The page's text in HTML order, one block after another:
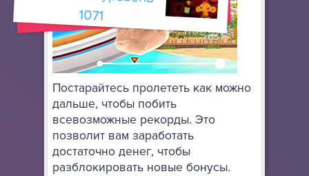
Постарайтесь пролететь как можно
дальше, чтобы побить
всевозможные рекорды. Это
позволит вам заработать
достаточно денег, чтобы
разблокировать новые бонусы.
1071